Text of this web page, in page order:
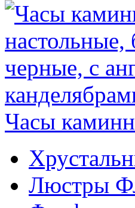
Часы
Люстры